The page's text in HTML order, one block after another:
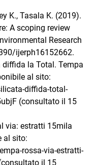
K., Tasala K. (2019).
A scoping review
Research
ijerph16152662.
la Total. Tempa
al sito:
diffida-total-
(consultato il 15
via: estratti 15mila
al sito:
rossa-via-estratti-
il 15